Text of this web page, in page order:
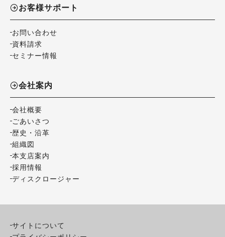
お客様サポート
お問い合わせ
資料請求
セミナー情報
会社案内
会社概要
ごあいさつ
歴史・沿革
組織図
本支店案内
採用情報
ディスクロージャー
サイトについて